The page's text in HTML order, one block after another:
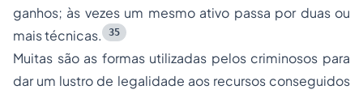
ganhos; às vezes um mesmo ativo passa por duas ou
mais técnicas.
35
Muitas são as formas utilizadas pelos criminosos para
dar um lustro de legalidade aos recursos conseguidos